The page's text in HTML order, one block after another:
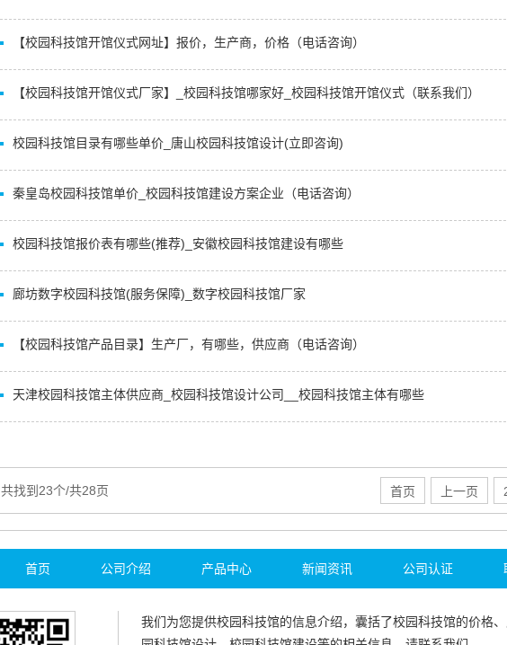
【校园科技馆开馆仪式网址】报价，生产商，价格（电话咨询）
【校园科技馆开馆仪式厂家】_校园科技馆哪家好_校园科技馆开馆仪式（联系我们）
校园科技馆目录有哪些单价_唐山校园科技馆设计(立即咨询)
秦皇岛校园科技馆单价_校园科技馆建设方案企业（电话咨询）
校园科技馆报价表有哪些(推荐)_安徽校园科技馆建设有哪些
廊坊数字校园科技馆(服务保障)_数字校园科技馆厂家
【校园科技馆产品目录】生产厂，有哪些，供应商（电话咨询）
天津校园科技馆主体供应商_校园科技馆设计公司__校园科技馆主体有哪些
共找到23个/共28页 首页 上一页
首页 公司介绍 产品中心 新闻资讯 公司认证
我们为您提供校园科技馆的信息介绍，囊括了校园科技馆的价格